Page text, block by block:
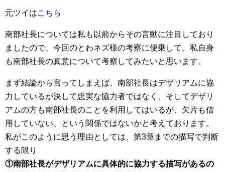
元ツイはこちら
南部社長については私も以前からその言動に注目しており
ましたので、今回のとわネズ様の考察に便乗して、私自身
も南部社長の真意について考察してみたいと思います。
まず結論から言ってしまえば、南部社長はデザリアムに協
力しているが決して忠実な協力者ではなく、そしてデザリ
アムの方も南部社長のことを利用してはいるが、欠片も信
用していない、という関係ではないかと考えております。
私がこのように思う理由としては、第3章までの描写で判断
する限り
①南部社長がデザリアムに具体的に協力する描写があるの